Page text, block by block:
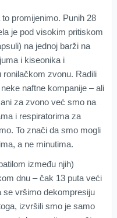
promijenimo. Punih 28
je pod visokim pritiskom
na jednoj barži na
i kiseonika i
zvonu. Radili
naftne kompanije – ali
za zvono već smo na
i respiratorima za
To znači da smo mogli
a ne minutima.
između njih)
dnu – čak 13 puta veći
se vršimo dekompresiju
izvršili smo je samo